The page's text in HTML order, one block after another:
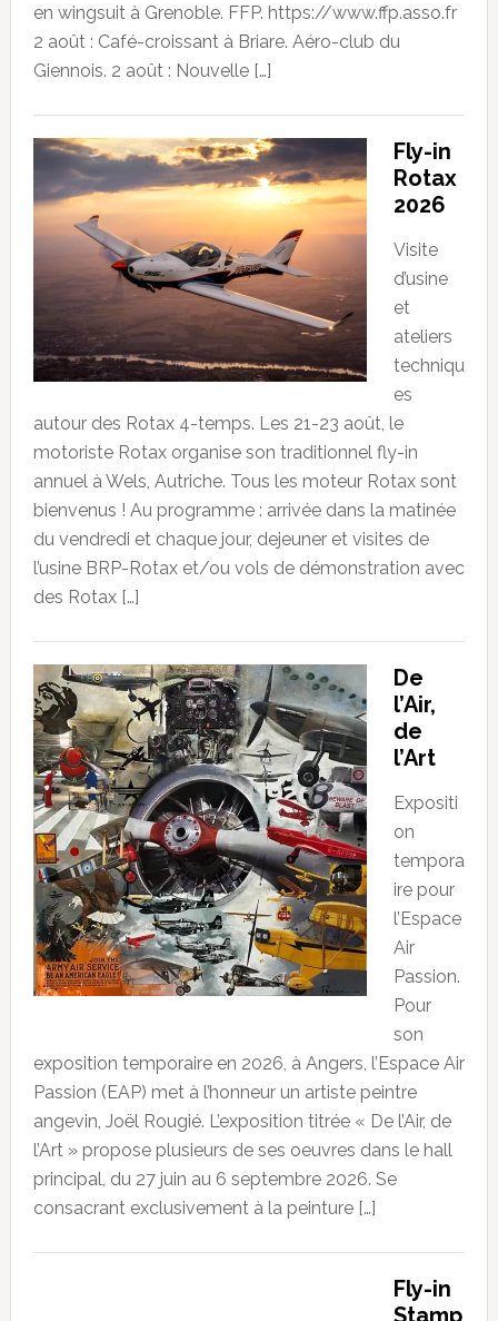
en wingsuit à Grenoble. FFP. https://www.ffp.asso.fr
2 août : Café-croissant à Briare. Aéro-club du
Giennois. 2 août : Nouvelle […]
Fly-in
Rotax
2026
Visite
d’usine
et
ateliers
techniqu
es
autour des Rotax 4-temps. Les 21-23 août, le
motoriste Rotax organise son traditionnel fly-in
annuel à Wels, Autriche. Tous les moteur Rotax sont
bienvenus ! Au programme : arrivée dans la matinée
du vendredi et chaque jour, dejeuner et visites de
l’usine BRP-Rotax et/ou vols de démonstration avec
des Rotax […]
De
l’Air,
de
l’Art
Expositi
on
tempora
ire pour
l’Espace
Air
Passion.
Pour
son
exposition temporaire en 2026, à Angers, l’Espace Air
Passion (EAP) met à l’honneur un artiste peintre
angevin, Joël Rougié. L’exposition titrée « De l’Air, de
l’Art » propose plusieurs de ses oeuvres dans le hall
principal, du 27 juin au 6 septembre 2026. Se
consacrant exclusivement à la peinture […]
Fly-in
Stamp